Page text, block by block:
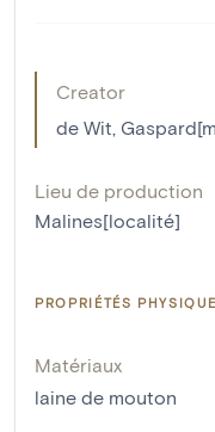
Creator
de Wit,
Lieu de production
Malines[localité]
PROPRIÉTÉS
Matériaux
laine de mouton